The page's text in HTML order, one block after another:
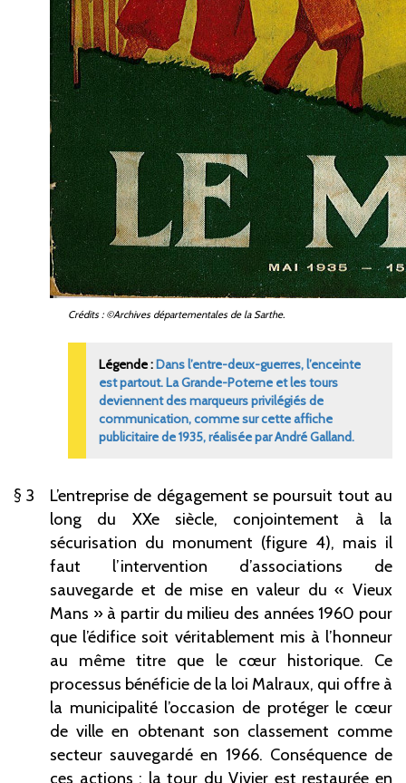
Crédits : ©Archives départementales de la Sarthe.
Dans l’entre-deux-guerres, l’enceinte
est partout. La Grande-Poterne et les tours
deviennent des marqueurs privilégiés de
communication, comme sur cette affiche
publicitaire de 1935, réalisée par AndréGalland.
3
L’entreprise de dégagement se poursuit tout au
long du XXe
siècle, conjointement à la
sécurisation du monument (figure 4), mais il
faut l’intervention d’associations de
sauvegarde et de mise en valeur du « Vieux
Mans » à partir du milieu des années 1960 pour
que l’édifice soit véritablement mis à l’honneur
au même titre que le cœur historique. Ce
processus bénéficie de la loi Malraux, qui offre à
la municipalité l’occasion de protéger le cœur
de ville en obtenant son classement comme
secteur sauvegardé en 1966. Conséquence de
ces actions : la tour du Vivier est restaurée en